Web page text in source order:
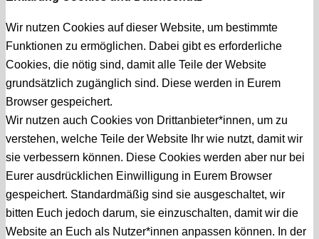
Wir nutzen Cookies auf dieser Website, um bestimmte
Funktionen zu ermöglichen. Dabei gibt es erforderliche
Cookies, die nötig sind, damit alle Teile der Website
grundsätzlich zugänglich sind. Diese werden in Eurem
Browser gespeichert.
Wir nutzen auch Cookies von Drittanbieter*innen, um zu
verstehen, welche Teile der Website Ihr wie nutzt, damit wir
sie verbessern können. Diese Cookies werden aber nur bei
Eurer ausdrücklichen Einwilligung in Eurem Browser
gespeichert. Standardmäßig sind sie ausgeschaltet, wir
bitten Euch jedoch darum, sie einzuschalten, damit wir die
Website an Euch als Nutzer*innen anpassen können. In der